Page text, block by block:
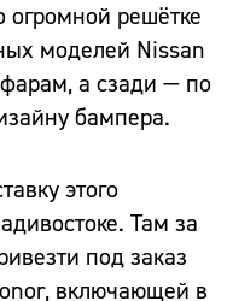
огромной решётке
моделей Nissan
а сзади — по
бампера.
этого
Там за
под заказ
включающей в